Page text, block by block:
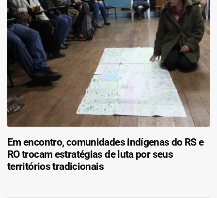
Em encontro, comunidades indígenas do RS e
RO trocam estratégias de luta por seus
territórios tradicionais